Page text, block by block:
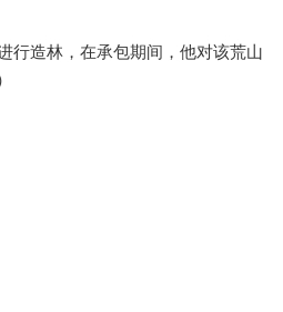
行造林，在承包期间，他对该荒山